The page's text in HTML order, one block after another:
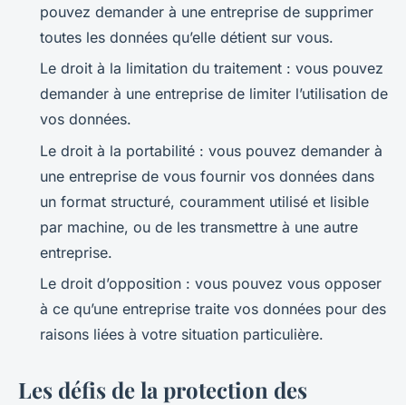
pouvez demander à une entreprise de supprimer
toutes les données qu’elle détient sur vous.
Le droit à la limitation du traitement : vous pouvez
demander à une entreprise de limiter l’utilisation de
vos données.
Le droit à la portabilité : vous pouvez demander à
une entreprise de vous fournir vos données dans
un format structuré, couramment utilisé et lisible
par machine, ou de les transmettre à une autre
entreprise.
Le droit d’opposition : vous pouvez vous opposer
à ce qu’une entreprise traite vos données pour des
raisons liées à votre situation particulière.
Les défis de la protection des